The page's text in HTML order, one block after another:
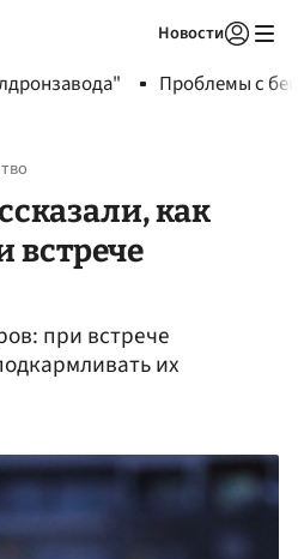
Новости
Проблемы с
как
встрече
при встрече
их